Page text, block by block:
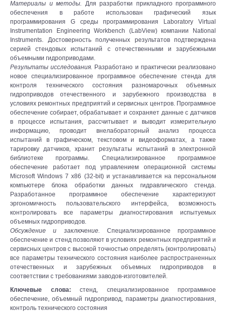
Материалы и методы. Для разработки прикладного программного
обеспечения в работе использован графический язык
программирования G среды программирования Laboratory Virtual
Instrumentation Engineering Workbench (LabView) компании National
Instruments. Достоверность полученных результатов подтверждена
серией стендовых испытаний с отечественными и зарубежными
объемными гидроприводами.
Результаты исследования. Разработано и практически реализовано
новое специализированное программное обеспечение стенда для
контроля технического состояния разномарочных объемных
гидроприводов отечественного и зарубежного производства в
условиях ремонтных предприятий и сервисных центров. Программное
обеспечение собирает, обрабатывает и сохраняет данные с датчиков
в процессе испытания, рассчитывает и выводит измерительную
информацию, проводит внелабораторный анализ процесса
испытаний в графическом, текстовом и видеоформатах, а также
тарировку датчиков, хранит результаты испытаний в электронной
библиотеке программы. Специализированное программное
обеспечение работает под управлением операционной системы
Microsoft Windows 7 x86 (32-bit) и устанавливается на персональном
компьютере блока обработки данных гидравлического стенда.
Разработанное программное обеспечение характеризуют
эргономичность пользовательского интерфейса, возможность
контролировать все параметры диагностирования испытуемых
объемных гидроприводов.
Обсуждение и заключение. Специализированное программное
обеспечение и стенд позволяют в условиях ремонтных предприятий и
сервисных центров с высокой точностью определять (контролировать)
все параметры технического состояния наиболее распространенных
отечественных и зарубежных объемных гидроприводов в
соответствии с требованиями заводов-изготовителей.
Ключевые слова: стенд, специализированное программное
обеспечение, объемный гидропривод, параметры диагностирования,
контроль технического состояния